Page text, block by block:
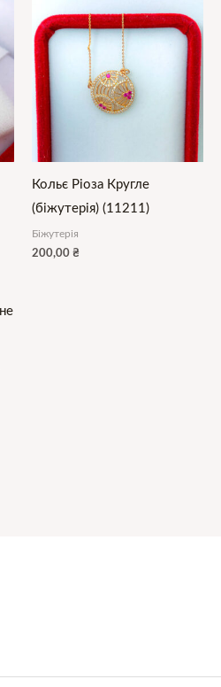
Кольє Ріоза Кругле
(біжутерія) (11211)
Біжутерія
200,00 ₴